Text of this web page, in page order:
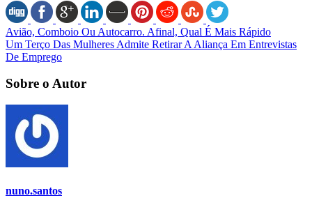
Avião, Comboio Ou Autocarro. Afinal, Qual É Mais Rápido
Um Terço Das Mulheres Admite Retirar A Aliança Em Entrevistas
De Emprego
Sobre o Autor
nuno.santos